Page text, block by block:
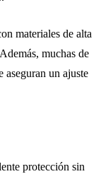
materiales de alta
muchas de
aseguran un ajuste
protección sin